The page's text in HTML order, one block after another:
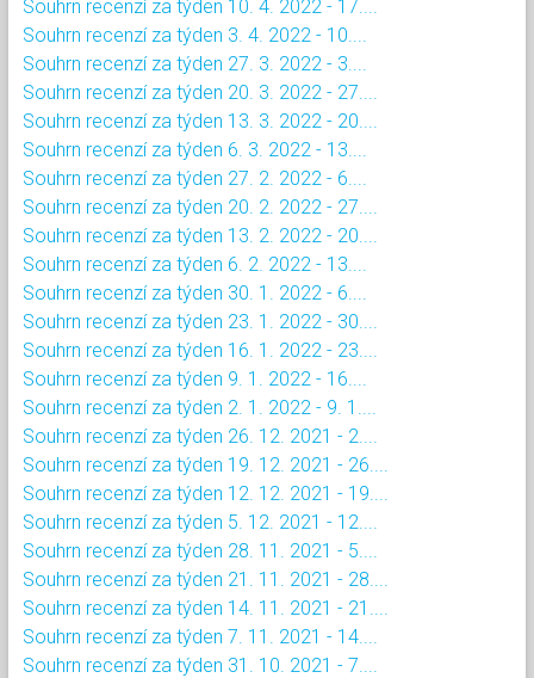
Souhrn recenzí za týden 10. 4. 2022 - 17....
Souhrn recenzí za týden 3. 4. 2022 - 10....
Souhrn recenzí za týden 27. 3. 2022 - 3....
Souhrn recenzí za týden 20. 3. 2022 - 27....
Souhrn recenzí za týden 13. 3. 2022 - 20....
Souhrn recenzí za týden 6. 3. 2022 - 13....
Souhrn recenzí za týden 27. 2. 2022 - 6....
Souhrn recenzí za týden 20. 2. 2022 - 27....
Souhrn recenzí za týden 13. 2. 2022 - 20....
Souhrn recenzí za týden 6. 2. 2022 - 13....
Souhrn recenzí za týden 30. 1. 2022 - 6....
Souhrn recenzí za týden 23. 1. 2022 - 30....
Souhrn recenzí za týden 16. 1. 2022 - 23....
Souhrn recenzí za týden 9. 1. 2022 - 16....
Souhrn recenzí za týden 2. 1. 2022 - 9. 1....
Souhrn recenzí za týden 26. 12. 2021 - 2....
Souhrn recenzí za týden 19. 12. 2021 - 26....
Souhrn recenzí za týden 12. 12. 2021 - 19....
Souhrn recenzí za týden 5. 12. 2021 - 12....
Souhrn recenzí za týden 28. 11. 2021 - 5....
Souhrn recenzí za týden 21. 11. 2021 - 28....
Souhrn recenzí za týden 14. 11. 2021 - 21....
Souhrn recenzí za týden 7. 11. 2021 - 14....
Souhrn recenzí za týden 31. 10. 2021 - 7....